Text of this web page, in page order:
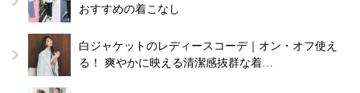
おすすめの着こなし
白ジャケットのレディースコーデ｜オン・オフ使え
る！ 爽やかに映える清潔感抜群な着…